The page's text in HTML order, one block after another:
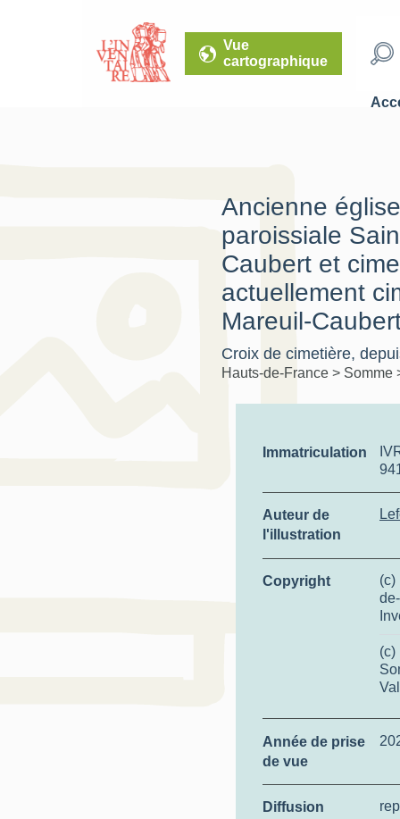
Vue
cartographique
Ancienne église
paroissiale
Caubert et
actuellement
Mareuil-
Croix de cimetière,
Hauts-de-France > Somme
Immatriculation
Auteur de
l'illustration
Copyright
(c)
(c)
Année de prise
de vue
Diffusion